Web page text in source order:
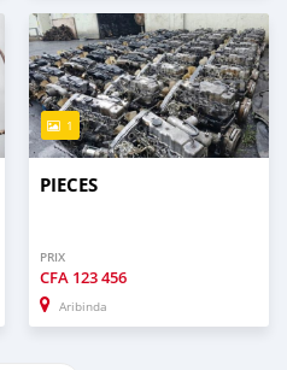
1
PIECES
PRIX
CFA 123 456
Aribinda